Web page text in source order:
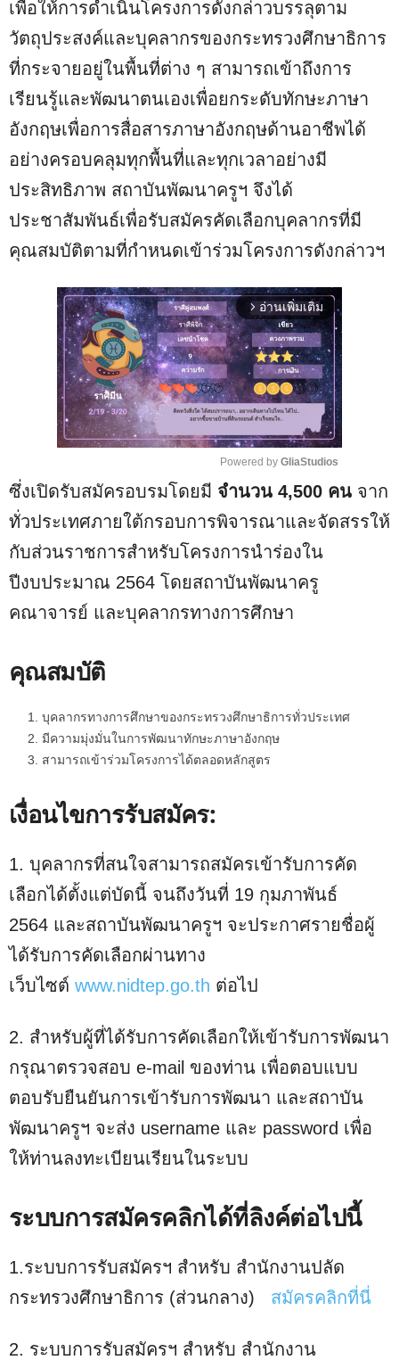
เพื่อให้การดำเนินโครงการดังกล่าวบรรลุตาม
วัตถุประสงค์และบุคลากรของกระทรวงศึกษาธิการ
ที่กระจายอยู่ในพื้นที่ต่าง ๆ สามารถเข้าถึงการ
เรียนรู้และพัฒนาตนเองเพื่อยกระดับทักษะภาษา
อังกฤษเพื่อการสื่อสารภาษาอังกฤษด้านอาชีพได้
อย่างครอบคลุมทุกพื้นที่และทุกเวลาอย่างมี
ประสิทธิภาพ สถาบันพัฒนาครูฯ จึงได้
ประชาสัมพันธ์เพื่อรับสมัครคัดเลือกบุคลากรที่มี
คุณสมบัติตามที่กำหนดเข้าร่วมโครงการดังกล่าวฯ
arrow_forward_ios อ่านเพิ่มเติม
M
t
e
Powered by GliaStudios
ซึ่งเปิดรับสมัครอบรมโดยมี จำนวน 4,500 คน จาก
ทั่วประเทศภายใต้กรอบการพิจารณาและจัดสรรให้
กับส่วนราชการสำหรับโครงการนำร่องใน
ปีงบประมาณ 2564 โดยสถาบันพัฒนาครู
คณาจารย์ และบุคลากรทางการศึกษา
คุณสมบัติ
บุคลากรทางการศึกษาของกระทรวงศึกษาธิการทั่วประเทศ
มีความมุ่งมั่นในการพัฒนาทักษะภาษาอังกฤษ
สามารถเข้าร่วมโครงการได้ตลอดหลักสูตร
เงื่อนไขการรับสมัคร:
1. บุคลากรที่สนใจสามารถสมัครเข้ารับการคัด
เลือกได้ตั้งแต่บัดนี้ จนถึงวันที่ 19 กุมภาพันธ์
2564 และสถาบันพัฒนาครูฯ จะประกาศรายชื่อผู้
ได้รับการคัดเลือกผ่านทาง
เว็บไซต์ www.nidtep.go.th ต่อไป
2. สำหรับผู้ที่ได้รับการคัดเลือกให้เข้ารับการพัฒนา
กรุณาตรวจสอบ e-mail ของท่าน เพื่อตอบแบบ
ตอบรับยืนยันการเข้ารับการพัฒนา และสถาบัน
พัฒนาครูฯ จะส่ง username และ password เพื่อ
ให้ท่านลงทะเบียนเรียนในระบบ
ระบบการสมัครคลิกได้ที่ลิงค์ต่อไปนี้
1.ระบบการรับสมัครฯ สำหรับ สำนักงานปลัด
กระทรวงศึกษาธิการ (ส่วนกลาง) สมัครคลิกที่นี่
2. ระบบการรับสมัครฯ สำหรับ สำนักงาน